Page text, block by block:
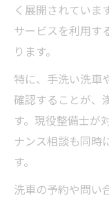
く展開されていま
サービスを利用す
ります。
特に、手洗い洗車
確認することが、
す。現役整備士が
ナンス相談も同時
す。
洗車の予約や問い